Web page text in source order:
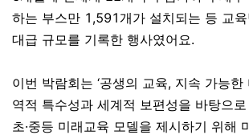
하는 부스만 1,591개가 설치되는 등 교
대급 규모를 기록한 행사였어요.
이번 박람회는 ‘공생의 교육, 지속 가능한
역적 특수성과 세계적 보편성을 바탕으로
초·중등 미래교육 모델을 제시하기 위해